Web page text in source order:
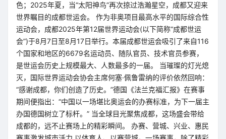
色；2025年夏，当“太阳神鸟”再次掠过浩瀚星空，成都又迎来
世界瞩目的成都世运会。 作为非奥项目最高水平的国际综合性
运动会，成都2025年第12届世界运动会(以下简称“成都世运
会”)于8月7日至8月17日举行。本届成都世运会吸引了来自116
个国家和地区的6679名运动员、随队官员、技术官员参赛，
是世运会历史上规模最大、人数最多的一届。 当璀璨的灯光熄
灭，国际世界运动会协会主席何塞·佩鲁雷纳的评价依然回响：
“感谢成都，你们创造了历史。”德国《法兰克福汇报》在赛事
期间便指出：“中国以一场堪比奥运会的办赛标准，为下一届主
办国德国树立了标杆。” 当全球目光聚焦成都，这场盛会带给
成都的，远不止赛场上的精彩瞬间。 办赛、营城、兴业、惠民